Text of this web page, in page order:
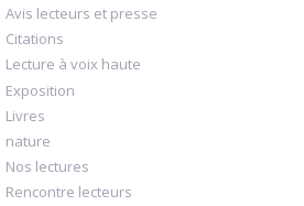
Avis lecteurs et presse
Citations
Lecture à voix haute
Exposition
Livres
nature
Nos lectures
Rencontre lecteurs